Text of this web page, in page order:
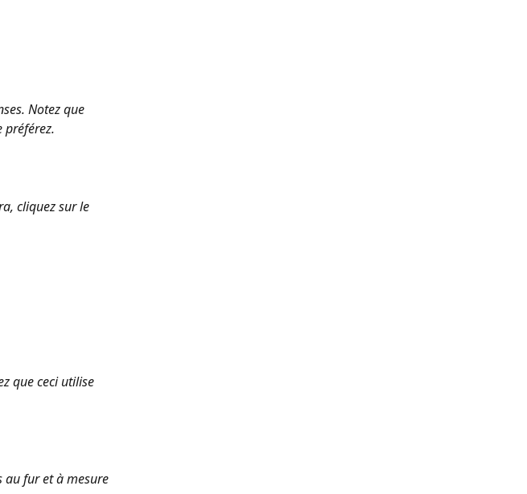
Notez que
préférez.
cliquez sur le
que ceci utilise
au fur et à mesure